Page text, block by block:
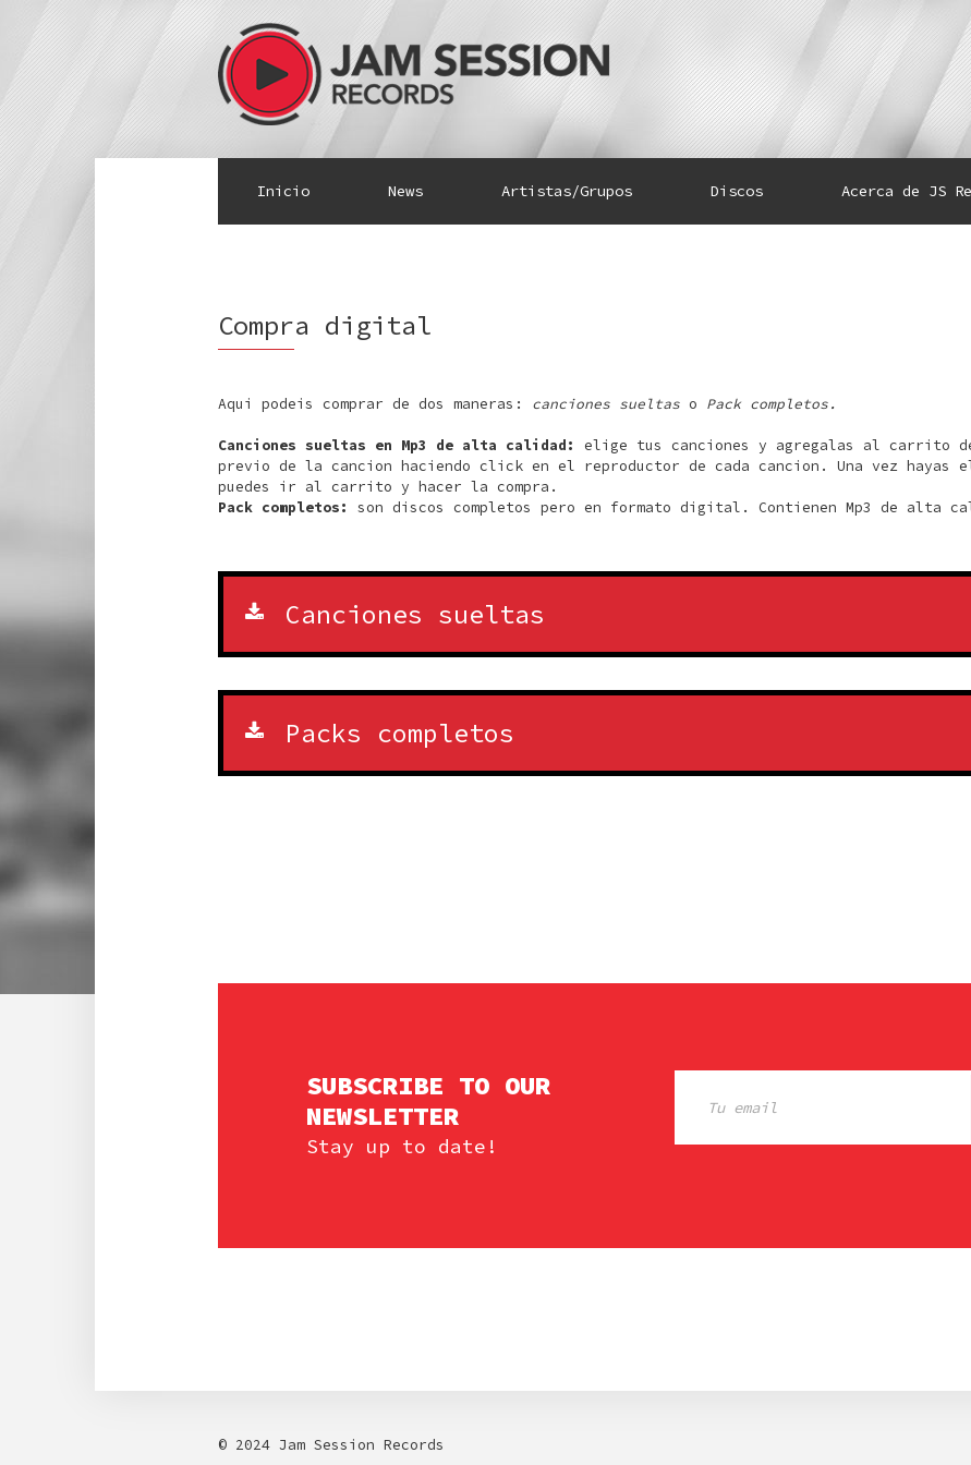
Inicio News Artistas/Grupos Discos Acerca de JS
Compra digital
Aqui podeis comprar de dos maneras: canciones sueltaso Pack completos.
Canciones sueltas en Mp3 de alta calidad:
elige tus canciones y agregalas al carrito de
previo de la cancion haciendo click en el reproductor de cada cancion. Una vez hayas
puedes ir al carrito y hacer la compra.
Pack completos:
son discos completos pero en formato digital. Contienen Mp3 de alta
Canciones sueltas
Packs completos
SUBSCRIBE TO OUR
NEWSLETTER
Stay up to date!
© 2024 Jam Session Records